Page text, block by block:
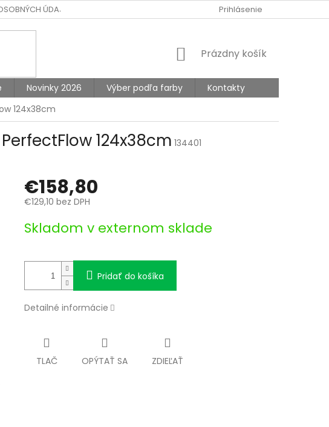
ÚDAJOV Prihlásenie
NÁKUPNÝ
Prázdny košík
Novinky 2026 Výber podľa farby
Kontakty
124x38cm
124x38cm 134401
€158,80
€129,10 bez DPH
cena:
Skladom v externom sklade
Pridať do košíka
Detailné informácie
TLAČ OPÝTAŤ SA ZDIEĽAŤ